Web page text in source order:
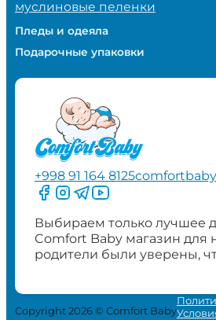
муслиновые пеленки
Пледы и одеяла
Подарочные упаковки
+998 91 164 8125
Следите за нами на
Следите за нами в
Следите за нами в
Следите за нами в
Выбираем только лучшее
Comfort Baby магазин для
родители были уверены,
Copyright 2026 © Comfort Baby